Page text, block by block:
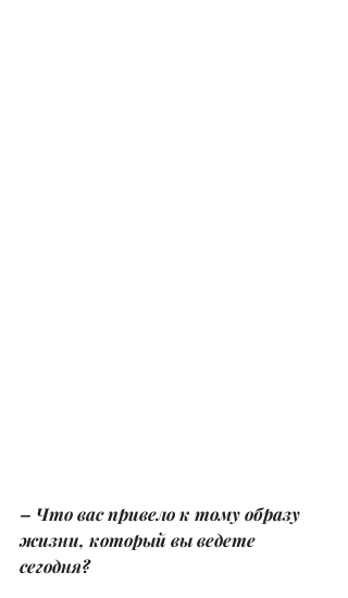
– Что вас привело к тому образу
жизни, который вы ведете
сегодня?